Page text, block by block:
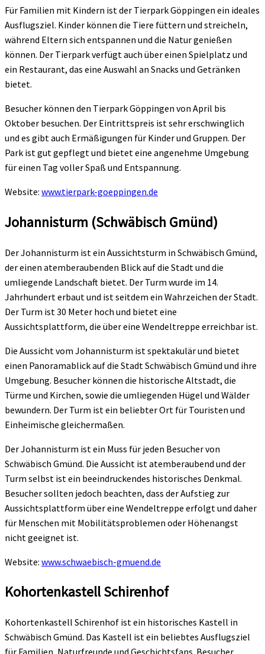
Für Familien mit Kindern ist der Tierpark Göppingen ein ideales
Ausflugsziel. Kinder können die Tiere füttern und streicheln,
während Eltern sich entspannen und die Natur genießen
können. Der Tierpark verfügt auch über einen Spielplatz und
ein Restaurant, das eine Auswahl an Snacks und Getränken
bietet.
Besucher können den Tierpark Göppingen von April bis
Oktober besuchen. Der Eintrittspreis ist sehr erschwinglich
und es gibt auch Ermäßigungen für Kinder und Gruppen. Der
Park ist gut gepflegt und bietet eine angenehme Umgebung
für einen Tag voller Spaß und Entspannung.
Website: www.tierpark-goeppingen.de
Johannisturm (Schwäbisch Gmünd)
Der Johannisturm ist ein Aussichtsturm in Schwäbisch Gmünd,
der einen atemberaubenden Blick auf die Stadt und die
umliegende Landschaft bietet. Der Turm wurde im 14.
Jahrhundert erbaut und ist seitdem ein Wahrzeichen der Stadt.
Der Turm ist 30 Meter hoch und bietet eine
Aussichtsplattform, die über eine Wendeltreppe erreichbar ist.
Die Aussicht vom Johannisturm ist spektakulär und bietet
einen Panoramablick auf die Stadt Schwäbisch Gmünd und ihre
Umgebung. Besucher können die historische Altstadt, die
Türme und Kirchen, sowie die umliegenden Hügel und Wälder
bewundern. Der Turm ist ein beliebter Ort für Touristen und
Einheimische gleichermaßen.
Der Johannisturm ist ein Muss für jeden Besucher von
Schwäbisch Gmünd. Die Aussicht ist atemberaubend und der
Turm selbst ist ein beeindruckendes historisches Denkmal.
Besucher sollten jedoch beachten, dass der Aufstieg zur
Aussichtsplattform über eine Wendeltreppe erfolgt und daher
für Menschen mit Mobilitätsproblemen oder Höhenangst
nicht geeignet ist.
Website: www.schwaebisch-gmuend.de
Kohortenkastell Schirenhof
Kohortenkastell Schirenhof ist ein historisches Kastell in
Schwäbisch Gmünd. Das Kastell ist ein beliebtes Ausflugsziel